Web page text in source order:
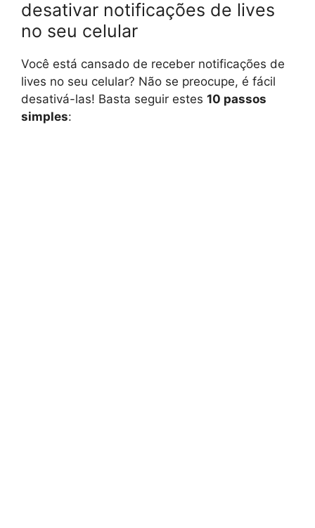
desativar notificações de lives
no seu celular
Você está cansado de receber notificações de
lives no seu celular? Não se preocupe, é fácil
desativá-las! Basta seguir estes 10 passos
simples: